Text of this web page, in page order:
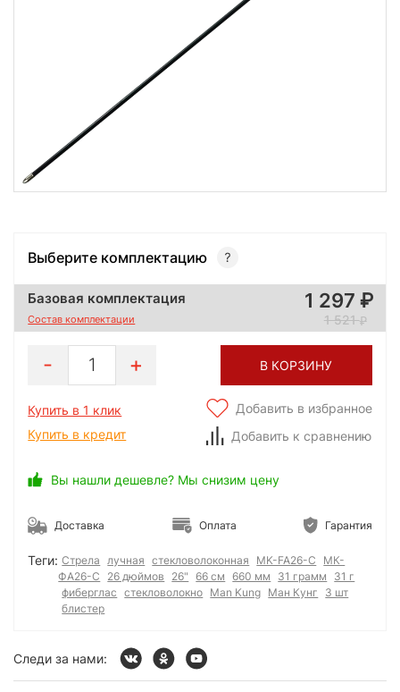
Выберите комплектацию
Базовая комплектация
Состав комплектации
1 297
1 521
1 В КОРЗИНУ
Купить в 1 клик
Купить в кредит
Добавить в избранное
Добавить к сравнению
Вы нашли дешевле? Мы снизим цену
Доставка Оплата Гарантия
Теги: Стрела лучная стекловолоконная MK-FA26-C
МК-
ФА26-С
26 дюймов 26" 66 см 660 мм 31 грамм
31 г
фиберглас
стекловолокно Man Kung Ман Кунг
3 шт
блистер
Следи за нами: